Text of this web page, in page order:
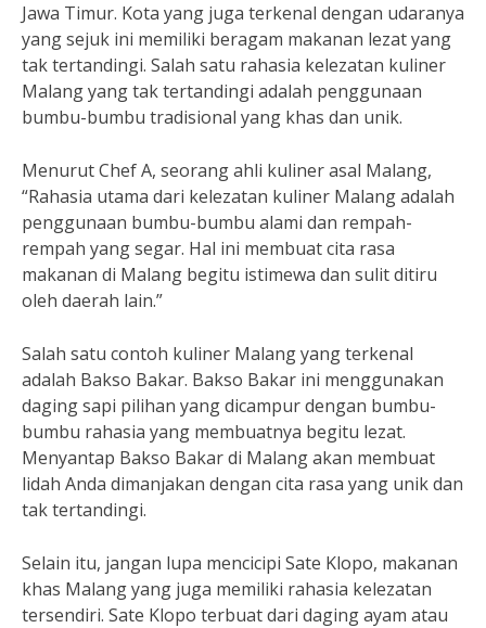
Jawa Timur. Kota yang juga terkenal dengan udaranya
yang sejuk ini memiliki beragam makanan lezat yang
tak tertandingi. Salah satu rahasia kelezatan kuliner
Malang yang tak tertandingi adalah penggunaan
bumbu-bumbu tradisional yang khas dan unik.
Menurut Chef A, seorang ahli kuliner asal Malang,
“Rahasia utama dari kelezatan kuliner Malang adalah
penggunaan bumbu-bumbu alami dan rempah-
rempah yang segar. Hal ini membuat cita rasa
makanan di Malang begitu istimewa dan sulit ditiru
oleh daerah lain.”
Salah satu contoh kuliner Malang yang terkenal
adalah Bakso Bakar. Bakso Bakar ini menggunakan
daging sapi pilihan yang dicampur dengan bumbu-
bumbu rahasia yang membuatnya begitu lezat.
Menyantap Bakso Bakar di Malang akan membuat
lidah Anda dimanjakan dengan cita rasa yang unik dan
tak tertandingi.
Selain itu, jangan lupa mencicipi Sate Klopo, makanan
khas Malang yang juga memiliki rahasia kelezatan
tersendiri. Sate Klopo terbuat dari daging ayam atau